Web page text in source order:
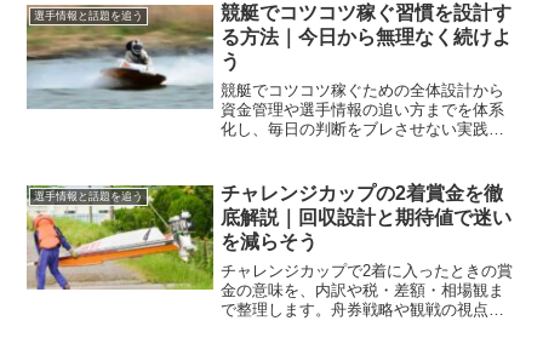
選手情報と話題を追う
競艇でコツコツ稼ぐ習慣を設計す
る方法｜今日から無理なく続けよ
う
競艇でコツコツ稼ぐための全体設計から
資金管理や選手情報の追い方までを体系
化し、毎日の判断をブレさせない実践手
チェックリストで解説します。
選手情報と話題を追う
チャレンジカップの2着賞金を徹
底解説｜回収設計と期待値で迷い
を減らそう
チャレンジカップで2着に入ったときの賞
金の意味を、内訳や税・差額・相場観ま
で整理します。舟券戦略や観戦の視点へ